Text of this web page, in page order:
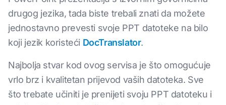
drugog jezika, tada biste trebali znati da možete
jednostavno prevesti svoje PPT datoteke na bilo
koji jezik koristeći DocTranslator.
Najbolja stvar kod ovog servisa je što omogućuje
vrlo brz i kvalitetan prijevod vaših datoteka. Sve
što trebate učiniti je prenijeti svoju PPT datoteku i